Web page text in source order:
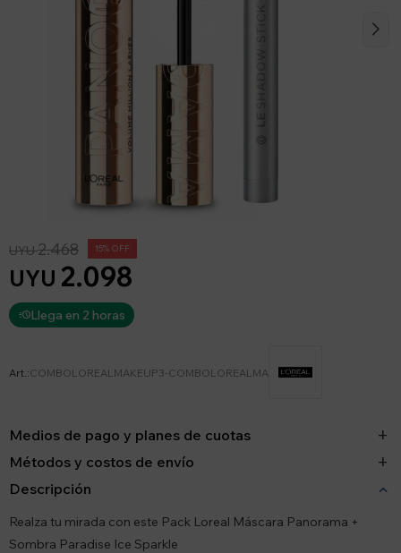
UYU 2.098
UYU2.468 15
Llega en 2 horas
COMBOLOREALMAKEUP3-COMBOLOREALMA
Medios de pago y planes de cuotas
Métodos y costos de envío
Descripción
Realza tu mirada con este Pack Loreal Máscara Panorama +
Sombra Paradise Ice Sparkle